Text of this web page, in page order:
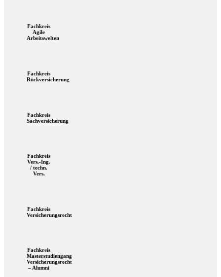
Fachkreis
Agile
Arbeitswelten
Fachkreis
Rückversicherung
Fachkreis
Sachversicherung
Fachkreis
Vers.-Ing.
/ techn.
Vers.
Fachkreis
Versicherungsrecht
Fachkreis
Masterstudiengang
Versicherungsrecht
– Alumni